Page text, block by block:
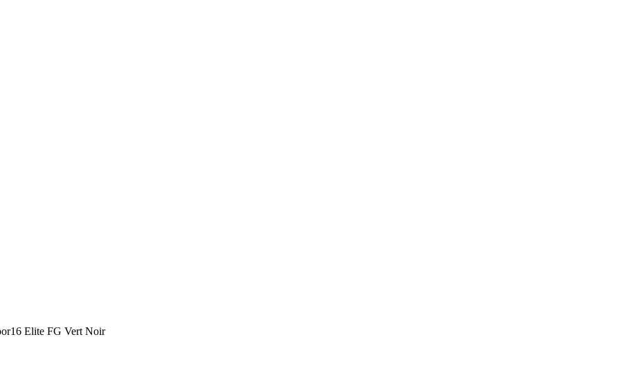
Elite FG Vert Noir